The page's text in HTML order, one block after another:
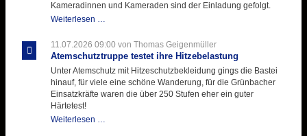
Kameradinnen und Kameraden sind der Einladung gefolgt.
Weiterlesen …
für
der
11.07.2026 09:00 von Thomas Geigenmüller
Atemschutztruppe testet ihre Hitzebelastung
Unter Atemschutz mit Hitzeschutzbekleidung gings die Bastei
hinauf, für viele eine schöne Wanderung, für die Grünbacher
Einsatzkräfte waren die über 250 Stufen eher ein guter
Härtetest!
Weiterlesen …